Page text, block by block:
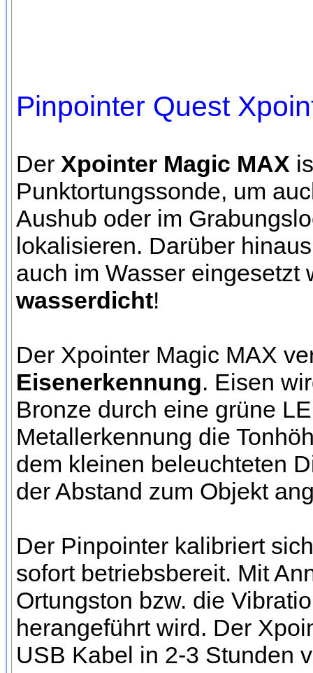
Pinpointer Quest
Der Xpointer Magic MAX
Punktortungssonde, um
Aushub oder im
lokalisieren. Darüber
auch im Wasser
wasserdicht!
Der Xpointer Magic MAX
Eisenerkennung. Eisen
Bronze durch eine grüne
Metallerkennung die
dem kleinen beleuchteten
der Abstand zum Objekt
Der Pinpointer kalibriert
sofort betriebsbereit. Mit
Ortungston bzw. die
herangeführt wird. Der
USB Kabel in 2-3 Stunden